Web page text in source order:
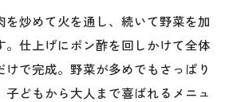
ぽんの違いを肉料理で比較して
炒めと味ぽん炒めの違いを実感
を炒めて火を通し、続いて野菜を加
。仕上げにポン酢を回しかけて全体
けで完成。野菜が多めでもさっぱり
子どもから大人まで喜ばれるメニュ